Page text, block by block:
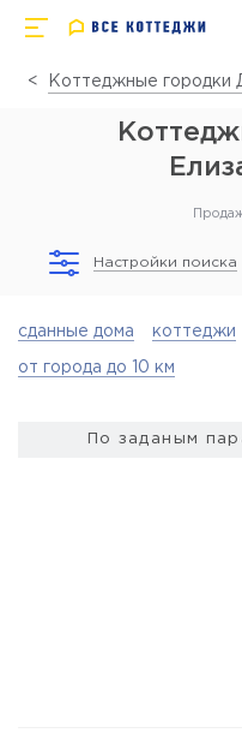
Коттеджные городки
Настройки поиска
сданные дома коттеджи
от города до 10 км
По заданым